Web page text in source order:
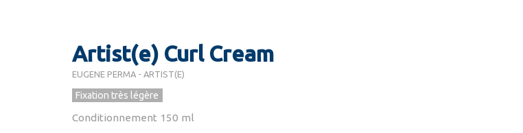
Artist(e) Curl Cream
EUGENE PERMA - ARTIST(E)
Fixation très légère
Conditionnement 150 ml